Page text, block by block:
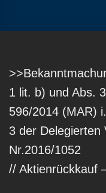
1 lit. b) und Abs.
596/2014 (MAR)
3 der Delegierten
Nr.2016/1052
// Aktienrückkauf